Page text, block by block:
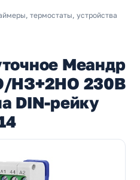
термостаты, устройства
Меандр
НЗ+2НО 230В
DIN-рейку